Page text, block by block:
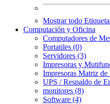
Mostrar todo
Computación y Oficina
Computadores de
Portatiles (0)
Servidores (3)
Impresoras y
Impresoras Matriz de
UPS / Respaldo de
monitores (8)
Software (4)